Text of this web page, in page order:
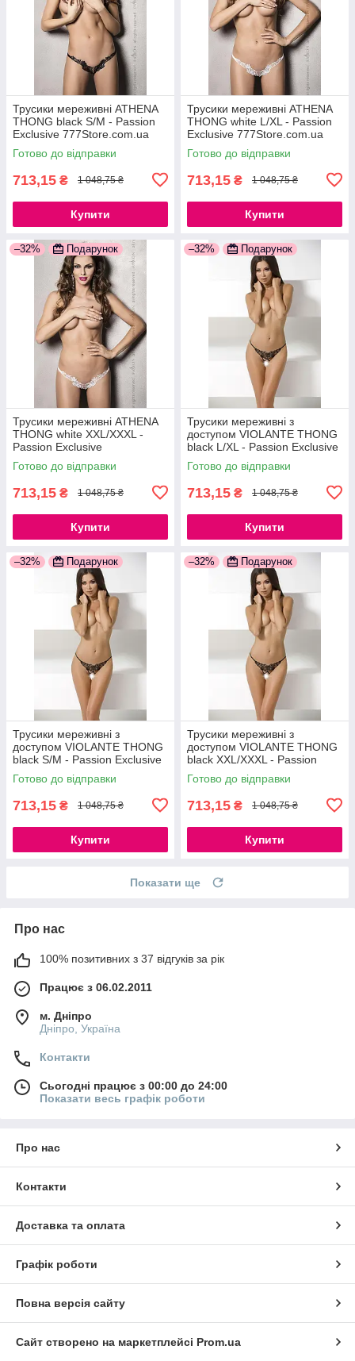
Трусики мереживні ATHENA
THONG black S/M - Passion
Exclusive 777Store.com.ua
Готово до відправки
713,15 ₴ 1 048,75 ₴
Купити
Трусики мереживні ATHENA
THONG white L/XL - Passion
Exclusive 777Store.com.ua
Готово до відправки
713,15 ₴ 1 048,75 ₴
Купити
–32% Подарунок
Трусики мереживні ATHENA
THONG white XXL/XXXL -
Passion Exclusive
777Store.com.ua
Готово до відправки
713,15 ₴ 1 048,75 ₴
Купити
–32% Подарунок
Трусики мереживні з
доступом VIOLANTE THONG
black L/XL - Passion Exclusive
777Store.com.ua
Готово до відправки
713,15 ₴ 1 048,75 ₴
Купити
–32% Подарунок
Трусики мереживні з
доступом VIOLANTE THONG
black S/M - Passion Exclusive
777Store.com.ua
Готово до відправки
713,15 ₴ 1 048,75 ₴
Купити
–32% Подарунок
Трусики мереживні з
доступом VIOLANTE THONG
black XXL/XXXL - Passion
Exclusive 777Store.com.ua
Готово до відправки
713,15 ₴ 1 048,75 ₴
Купити
Показати ще
Про нас
100% позитивних з 37 відгуків за рік
Працює з 06.02.2011
м. Дніпро
Дніпро, Україна
Контакти
Сьогодні працює з 00:00 до 24:00
Показати весь графік роботи
Про нас
Контакти
Доставка та оплата
Графік роботи
Повна версія сайту
Сайт створено на маркетплейсі Prom.ua